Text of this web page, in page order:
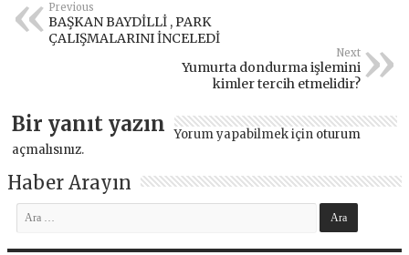
Previous
BAŞKAN BAYDİLLİ , PARK
ÇALIŞMALARINI İNCELEDİ
Next
Yumurta dondurma işlemini
kimler tercih etmelidir?
Bir yanıt yazın Yorum yapabilmek için oturum
açmalısınız.
Haber Arayın